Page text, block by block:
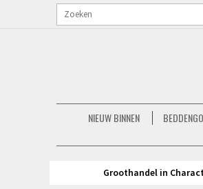
NIEUW BINNEN
Groothandel in